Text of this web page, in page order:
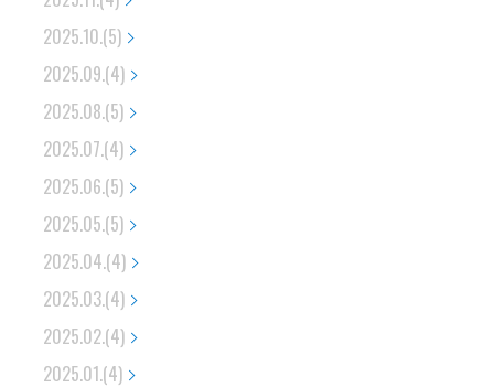
2025.10.(5)
2025.09.(4)
2025.08.(5)
2025.07.(4)
2025.06.(5)
2025.05.(5)
2025.04.(4)
2025.03.(4)
2025.02.(4)
2025.01.(4)